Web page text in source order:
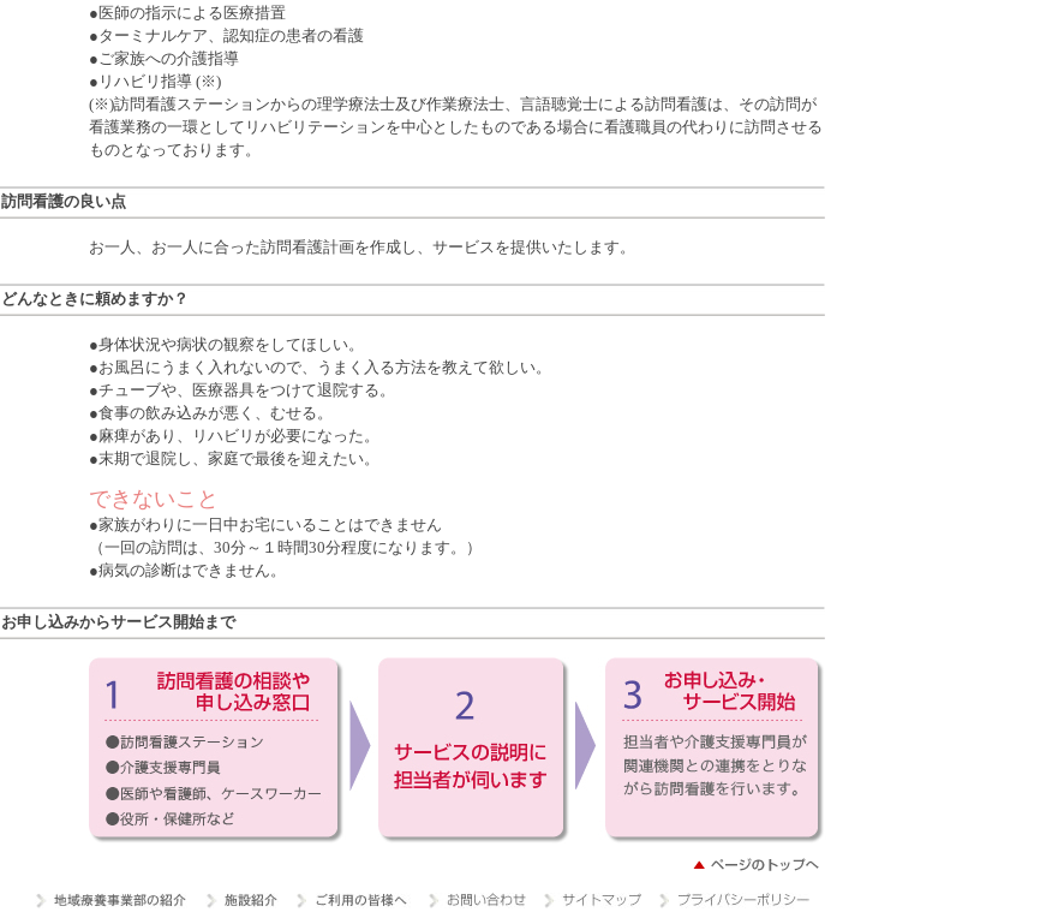
●医師の指示による医療措置
●ターミナルケア、認知症の患者の看護
●ご家族への介護指導
●リハビリ指導 (※)
(※)訪問看護ステーションからの理学療法士及び作業療法士、言語聴覚士による訪問看護は、その訪問が
看護業務の一環としてリハビリテーションを中心としたものである場合に看護職員の代わりに訪問させる
ものとなっております。
訪問看護の良い点
お一人、お一人に合った訪問看護計画を作成し、サービスを提供いたします。
どんなときに頼めますか？
●身体状況や病状の観察をしてほしい。
●お風呂にうまく入れないので、うまく入る方法を教えて欲しい。
●チューブや、医療器具をつけて退院する。
●食事の飲み込みが悪く、むせる。
●麻痺があり、リハビリが必要になった。
●末期で退院し、家庭で最後を迎えたい。
できないこと
●家族がわりに一日中お宅にいることはできません
（一回の訪問は、30分～１時間30分程度になります。）
●病気の診断はできません。
お申し込みからサービス開始まで